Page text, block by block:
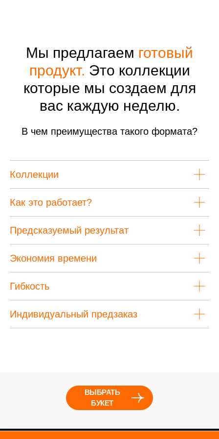
Мы предлагаем готовый
продукт. Это коллекции
которые мы создаем для
вас каждую неделю.
В чем преимущества такого формата?
Коллекции
Как это работает?
Предсказуемый результат
Экономия времени
Гибкость
Индивидуальный предзаказ
ВЫБРАТЬ
БУКЕТ